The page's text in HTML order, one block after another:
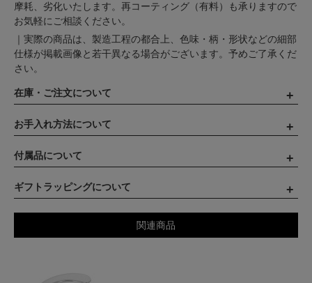
摩耗、劣化いたします。再コーティング（有料）も承りますので
お気軽にご相談ください。
｜実際の商品は、製造工程の都合上、色味・柄・形状などの細部
仕様が掲載画像と若干異なる場合がございます。予めご了承くだ
さい。
在庫・ご注文について
お手入れ方法について
付属品について
ギフトラッピングについて
関連商品